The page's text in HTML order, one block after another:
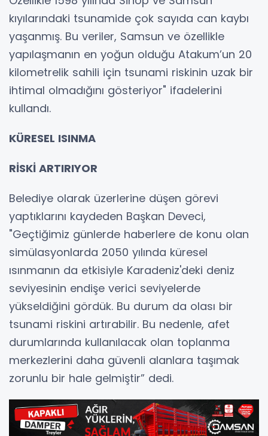
kıyılarındaki tsunamide çok sayıda can kaybı
yaşanmış. Bu veriler, Samsun ve özellikle
yapılaşmanın en yoğun olduğu Atakum’un 20
kilometrelik sahili için tsunami riskinin uzak bir
ihtimal olmadığını gösteriyor" ifadelerini
kullandı.
KÜRESEL ISINMA
RİSKİ ARTIRIYOR
Belediye olarak üzerlerine düşen görevi
yaptıklarını kaydeden Başkan Deveci,
"Geçtiğimiz günlerde haberlere de konu olan
simülasyonlarda 2050 yılında küresel
ısınmanın da etkisiyle Karadeniz'deki deniz
seviyesinin endişe verici seviyelerde
yükseldiğini gördük. Bu durum da olası bir
tsunami riskini artırabilir. Bu nedenle, afet
durumlarında kullanılacak olan toplanma
merkezlerini daha güvenli alanlara taşımak
zorunlu bir hale gelmiştir” dedi.